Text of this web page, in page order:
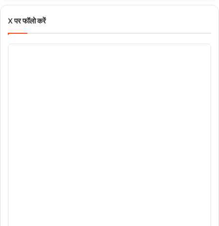
X पर फॉलो करें